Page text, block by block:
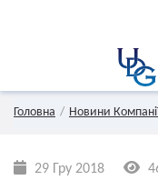
Головна Новини
29 Гру 2018